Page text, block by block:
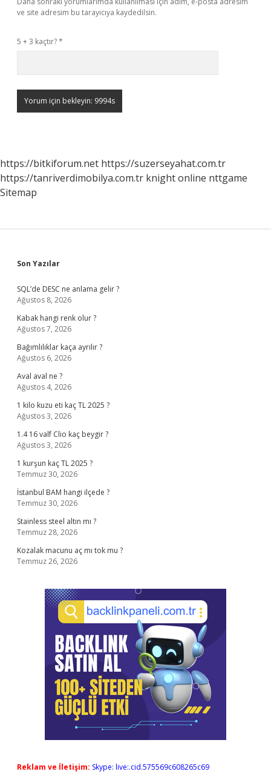
ve site adresim bu tarayıcıya kaydedilsin.
5 + 3 kaçtır?*
https://bitkiforum.net https://suzerseyahat.com.tr
https://tanriverdimobilya.com.tr knight online nttgame
Sitemap
Sidebar
Son Yazılar
SQL’de DESC ne anlama gelir ?
Ağustos 8, 2026
Kabak hangi renk olur ?
Ağustos 7, 2026
Bağımlılıklar kaça ayrılır ?
Ağustos 6, 2026
Aval aval ne ?
Ağustos 4, 2026
1 kilo kuzu eti kaç TL 2025 ?
Ağustos 3, 2026
1.4 16 valf Clio kaç beygir ?
Ağustos 3, 2026
1 kurşun kaç TL 2025 ?
Temmuz 30, 2026
İstanbul BAM hangi ilçede ?
Temmuz 30, 2026
Stainless steel altın mı ?
Temmuz 28, 2026
Kozalak macunu aç mı tok mu ?
Temmuz 26, 2026
Reklam ve İletişim: Skype: live:.cid.575569c608265c69